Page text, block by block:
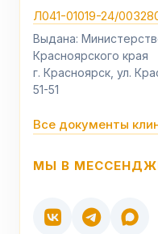
Л041-01019-24/
Выдана:
Красноярского края
г. Красноярск, ул.
51-51
Все документы
МЫ В